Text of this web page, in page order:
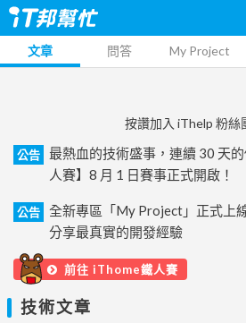
文章 問答 My Project
按讚加入 iThelp 粉絲
公告
最熱血的技術盛事，連續 30 天
人賽】8 月 1 日賽事正式開啟！
公告
全新專區「My Project」正式上
分享最真實的開發經驗
前往 iThome鐵人賽
技術文章